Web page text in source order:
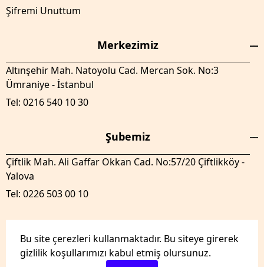
Bu site çerezleri kullanmaktadır. Bu siteye girerek
gizlilik koşullarımızı kabul etmiş olursunuz.
Şifremi Unuttum
Merkezimiz
Altınşehir Mah. Natoyolu Cad. Mercan Sok. No:3
Ümraniye - İstanbul
Tel: 0216 540 10 30
Şubemiz
Çiftlik Mah. Ali Gaffar Okkan Cad. No:57/20 Çiftlikköy -
Yalova
Tel: 0226 503 00 10